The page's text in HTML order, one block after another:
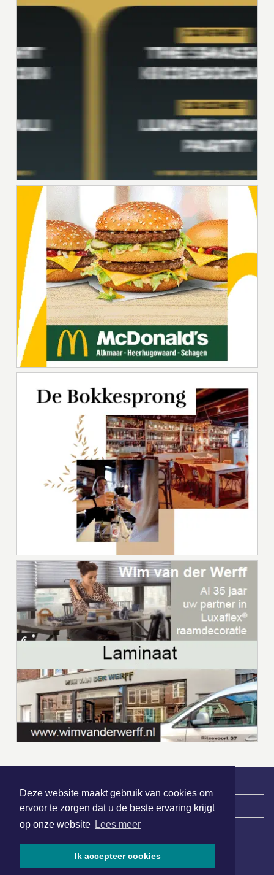
Deze website maakt gebruik van cookies om
ervoor te zorgen dat u de beste ervaring krijgt
op onze website Lees meer
Ik accepteer cookies
| Nieuws | Sport | Evenementen
Hoofdvestiging: